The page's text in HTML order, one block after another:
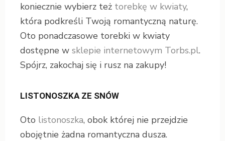
koniecznie wybierz też torebkę w kwiaty,
która podkreśli Twoją romantyczną naturę.
Oto ponadczasowe torebki w kwiaty
dostępne w sklepie internetowym Torbs.pl.
Spójrz, zakochaj się i rusz na zakupy!
LISTONOSZKA ZE SNÓW
Oto listonoszka, obok której nie przejdzie
obojętnie żadna romantyczna dusza.